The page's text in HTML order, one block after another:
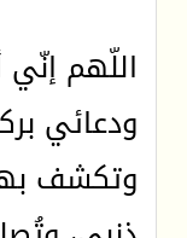
اللّهم
ودعائي
وتكشف